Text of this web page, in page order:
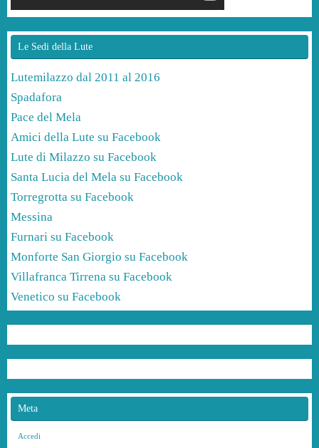
Le Sedi della Lute
Lutemilazzo dal 2011 al 2016
Spadafora
Pace del Mela
Amici della Lute su Facebook
Lute di Milazzo su Facebook
Santa Lucia del Mela su Facebook
Torregrotta su Facebook
Messina
Furnari su Facebook
Monforte San Giorgio su Facebook
Villafranca Tirrena su Facebook
Venetico su Facebook
Meta
Accedi